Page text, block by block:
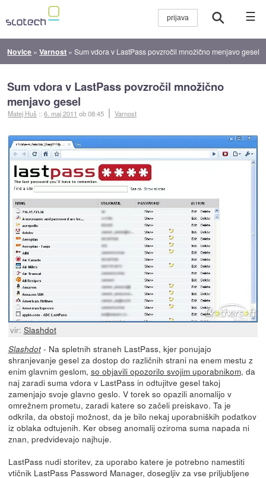
☰
Novice »Varnost »Sum vdora v LastPass povzročil množično menjavo gesel
Sum vdora v LastPass povzročil množično
menjavo gesel
Matej Huš ::6. maj 2011 ob 08:45 Varnost
vir: Slashdot
Slashdot- Na spletnih straneh LastPass, kjer ponujajo
shranjevanje gesel za dostop do različnih strani na enem mestu z
enim glavnim geslom, so objavili opozorilo svojim uporabnikom, da
naj zaradi suma vdora v LastPass in odtujitve gesel takoj
zamenjajo svoje glavno geslo. V torek so opazili anomalijo v
omrežnem prometu, zaradi katere so začeli preiskavo. Ta je
odkrila, da obstoji možnost, da je bilo nekaj uporabniških podatkov
iz oblaka odtujenih. Ker obseg anomalij oziroma suma napada ni
znan, predvidevajo najhuje.
LastPass nudi storitev, za uporabo katere je potrebno namestiti
vtičnik LastPass Password Manager, dosegljiv za vse priljubljene